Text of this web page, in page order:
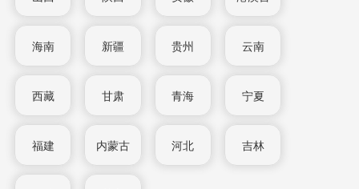
海南 新疆 贵州 云南
西藏 甘肃 青海 宁夏
福建 内蒙古 河北 吉林